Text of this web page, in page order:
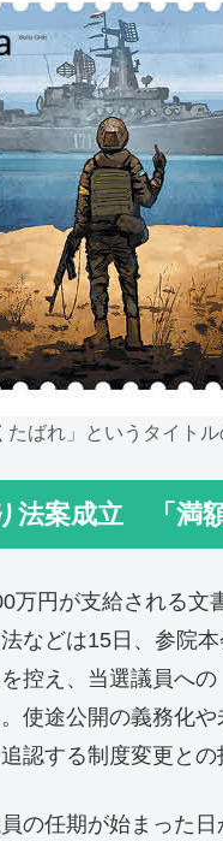
たばれ」というタイト
法案成立 「満
万円が支給される
などは15日、参院
控え、当選議員へ
使途公開の義務化
認する制度変更との
の任期が始まった